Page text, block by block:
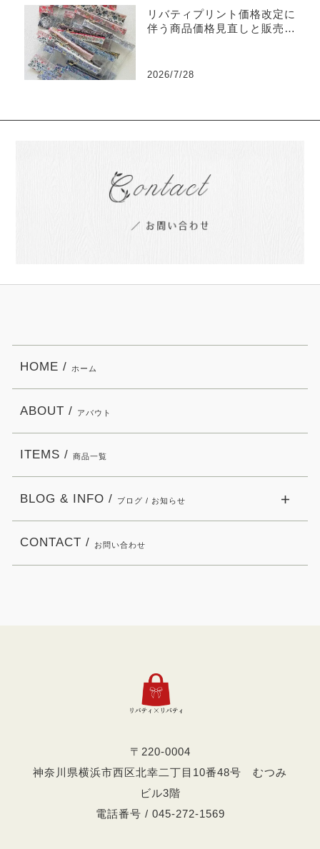
リバティプリント価格改定に
伴う商品価格見直しと販売終
2026/7/28
〒220-0004
神奈川県横浜市西区北幸二丁目10番48号 むつみ
ビル3階
電話番号 / 045-272-1569
HOME / ホーム
ABOUT / アバウト
ITEMS / 商品一覧
BLOG & INFO / ブログ / お知らせ
CONTACT / お問い合わせ